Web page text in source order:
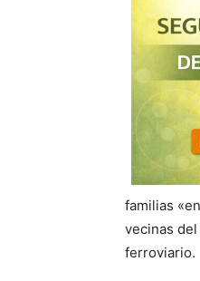
familias
vecinas
ferroviario.